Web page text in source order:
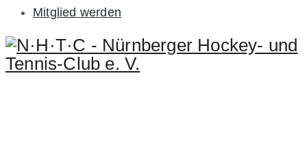
Mitglied werden